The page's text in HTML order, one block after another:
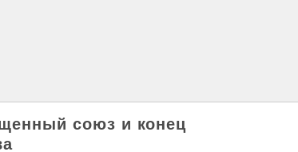
союз и конец